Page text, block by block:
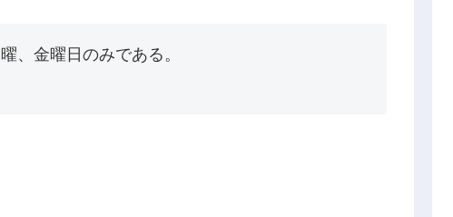
、金曜日のみである。